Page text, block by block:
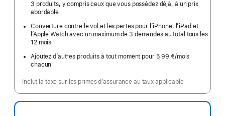
3 produits, y compris ceux que vous possédez déjà, à un prix
abordable
Couverture contre le vol et les pertes pour l’iPhone, l’iPad et
l’Apple Watch avec un maximum de 3 demandes au total tous les
12 mois
Ajoutez d’autres produits à tout moment pour 5,99 €/mois
chacun
Inclut la taxe sur les primes d’assurance au taux applicable